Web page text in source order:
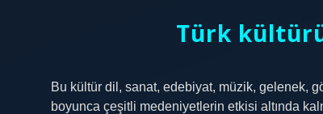
Türk
Bu kültür dil, sanat, edebiyat, müzik, gelenek,
boyunca çeşitli medeniyetlerin etkisi altında